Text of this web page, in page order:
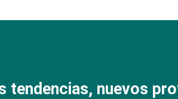
tendencias, nuevos